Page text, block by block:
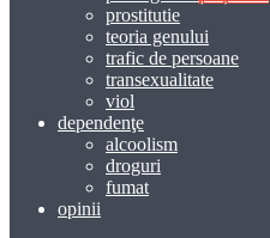
prostitutie
teoria genului
trafic de persoane
transexualitate
viol
dependenţe
alcoolism
droguri
fumat
opinii